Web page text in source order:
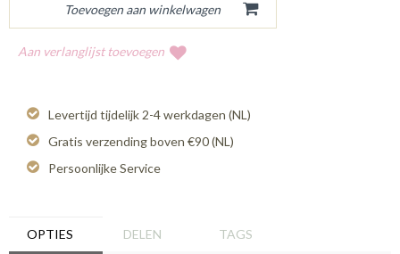
Aan verlanglijst toevoegen
Levertijd tijdelijk 2-4 werkdagen (NL)
Gratis verzending boven €90 (NL)
Persoonlijke Service
OPTIES DELEN TAGS